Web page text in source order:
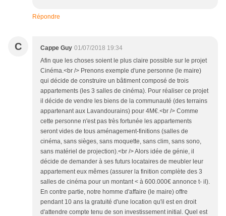
Répondre
C Cappe Guy 01/07/2018 19:34
Afin que les choses soient le plus claire possible sur le projet
Cinéma.<br /> Prenons exemple d'une personne (le maire)
qui décide de construire un bâtiment composé de trois
appartements (les 3 salles de cinéma). Pour réaliser ce projet
il décide de vendre les biens de la communauté (des terrains
appartenant aux Lavandourains) pour 4M€.<br /> Comme
cette personne n'est pas très fortunée les appartements
seront vides de tous aménagement-finitions (salles de
cinéma, sans sièges, sans moquette, sans clim, sans sono,
sans matériel de projection).<br /> Alors idée de génie, il
décide de demander à ses futurs locataires de meubler leur
appartement eux mêmes (assurer la finition complète des 3
salles de cinéma pour un montant < à 600.000€ annonce t- il).
En contre partie, notre homme d'affaire (le maire) offre
pendant 10 ans la gratuité d'une location qu'il est en droit
d'attendre compte tenu de son investissement initial. Quel est